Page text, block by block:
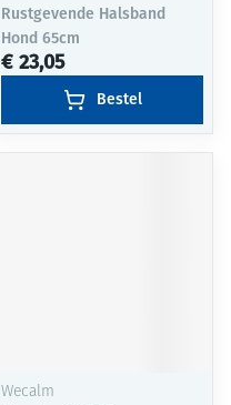
Rustgevende Halsband
Hond 65cm
€ 23,05
Bestel
Wecalm